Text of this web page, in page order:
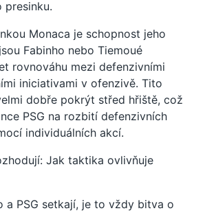
presinku.
Monaca je schopnost jeho
Fabinho nebo Tiemoué
rovnováhu mezi defenzivními
iniciativami v ofenzivě. Tito
dobře pokrýt střed hřiště, což
PSG na rozbití defenzivních
individuálních akcí.
Jak taktika ovlivňuje
a PSG setkají, je to vždy bitva o